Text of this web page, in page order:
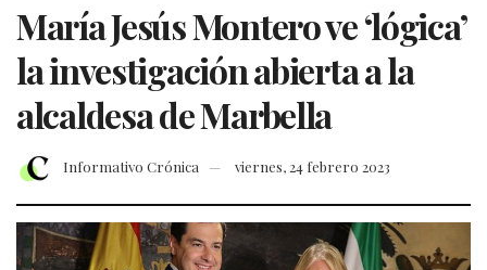
María Jesús Montero ve ‘lógica’
la investigación abierta a la
alcaldesa de Marbella
Informativo Crónica viernes, 24 febrero 2023